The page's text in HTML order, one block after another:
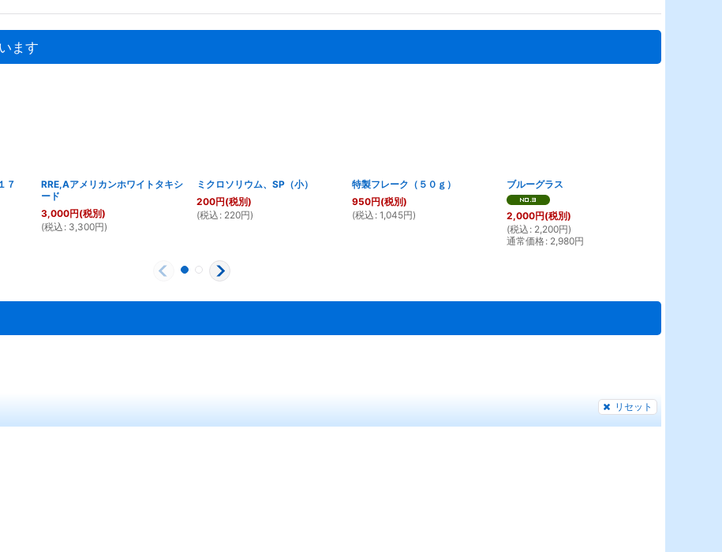
ます
７
RRE,Aアメリカンホワイトタキシ
ード
3,000円(税別)
(税込 : 3,300円)
ミクロソリウム、SP（小）
200円(税別)
(税込 : 220円)
特製フレーク（５０ｇ）
950円(税別)
(税込 : 1,045円)
ブルーグラス
2,000円(税別)
(税込 : 2,200円)
通常価格: 2,980円
リセット